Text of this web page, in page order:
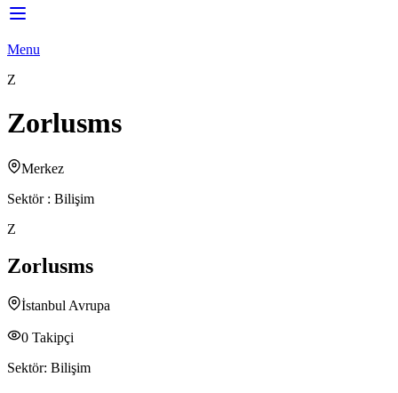
Menu
Z
Zorlusms
Merkez
Sektör : Bilişim
Z
Zorlusms
İstanbul Avrupa
0 Takipçi
Sektör: Bilişim